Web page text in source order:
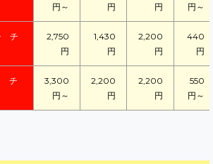
円～
円
円
円～
チ
2,750
円
1,430
円
2,200
円
440
円
チ
3,300
円～
2,200
円
2,200
円
550
円～